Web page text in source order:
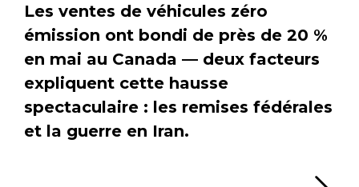
Les ventes de véhicules zéro
émission ont bondi de près de 20 %
en mai au Canada — deux facteurs
expliquent cette hausse
spectaculaire : les remises fédérales
et la guerre en Iran.